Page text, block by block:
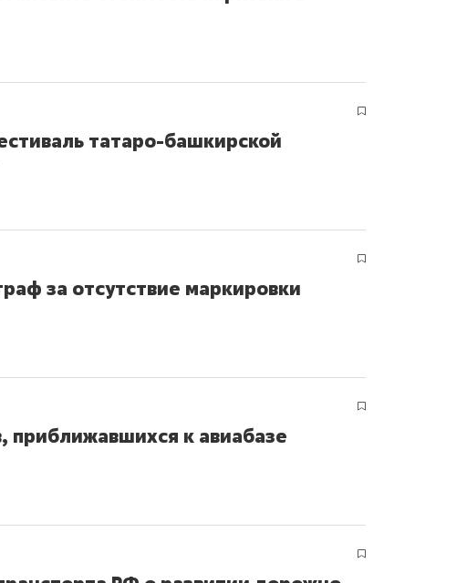
татаро-башкирской
за отсутствие маркировки
приближавшихся к авиабазе
и
ключа: какой будет
природе, работа
с ментальным и физическим
антихрупких команд